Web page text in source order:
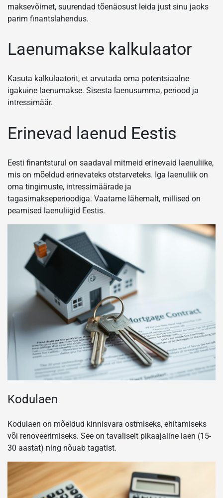
maksevõimet, suurendad tõenäosust leida just sinu jaoks
parim finantslahendus.
Laenumakse kalkulaator
Kasuta kalkulaatorit, et arvutada oma potentsiaalne
igakuine laenumakse. Sisesta laenusumma, periood ja
intressimäär.
Erinevad laenud Eestis
Eesti finantsturul on saadaval mitmeid erinevaid laenuliike,
mis on mõeldud erinevateks otstarveteks. Iga laenuliik on
oma tingimuste, intressimäärade ja
tagasimakseperioodiga. Vaatame lähemalt, millised on
peamised laenuliigid Eestis.
Kodulaen
Kodulaen on mõeldud kinnisvara ostmiseks, ehitamiseks
või renoveerimiseks. See on tavaliselt pikaajaline laen (15-
30 aastat) ning nõuab tagatist.